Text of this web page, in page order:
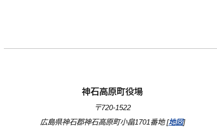
神石高原町役場
〒720-1522
広島県神石郡神石高原町小畠1701番地 [地図]